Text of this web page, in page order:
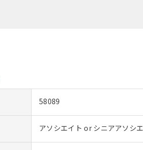
58089
アソシエイト or シニアアソシ